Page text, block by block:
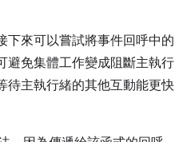
下來可以嘗試將事件回呼中的
避免集體工作變成阻斷主執行
待主執行緒的其他互動能更快